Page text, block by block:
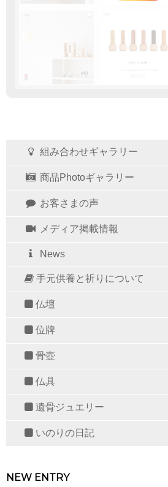
組み合わせギャラリー
商品Photoギャラリー
お客さまの声
メディア掲載情報
News
手元供養と祈りについて
仏壇
位牌
骨壺
仏具
遺骨ジュエリー
いのりの日記
NEW ENTRY